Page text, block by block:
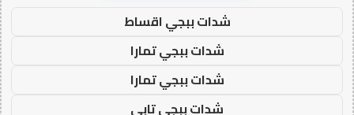
شدات ببجي اقساط
شدات ببجي تمارا
شدات ببجي تمارا
شدات ببجي تابي